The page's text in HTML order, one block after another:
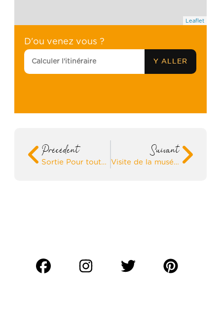
Leaflet
D'ou venez vous ?
Précédent
Sortie Pour toute la famille : le défi du Cabinet des curiosités
Suivant
Visite de la muséographie du relais de poste – Journées européennes du Patrimoine